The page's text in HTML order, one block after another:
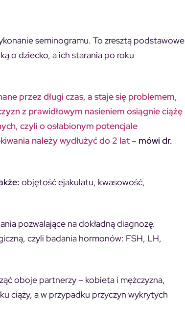
seminogramu. To zresztą podstawowe
o dziecko, a ich starania po roku
przez długi czas, a staje się problemem,
z prawidłowym nasieniem osiągnie ciążę
czyli o osłabionym potencjale
należy wydłużyć do 2 lat– mówi dr.
objętość ejakulatu, kwasowość,
pozwalające na dokładną diagnozę.
czyli badania hormonów: FSH, LH,
oboje partnerzy – kobieta i mężczyzna,
ciąży, a w przypadku przyczyn wykrytych